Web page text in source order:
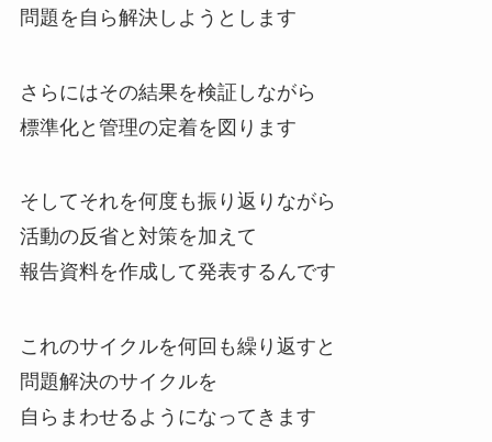
問題を自ら解決しようとします
さらにはその結果を検証しながら
標準化と管理の定着を図ります
そしてそれを何度も振り返りながら
活動の反省と対策を加えて
報告資料を作成して発表するんです
これのサイクルを何回も繰り返すと
問題解決のサイクルを
自らまわせるようになってきます